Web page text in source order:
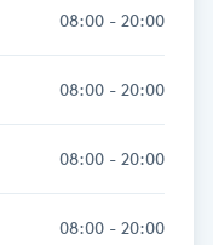
08:00 - 20:00
08:00 - 20:00
08:00 - 20:00
08:00 - 20:00